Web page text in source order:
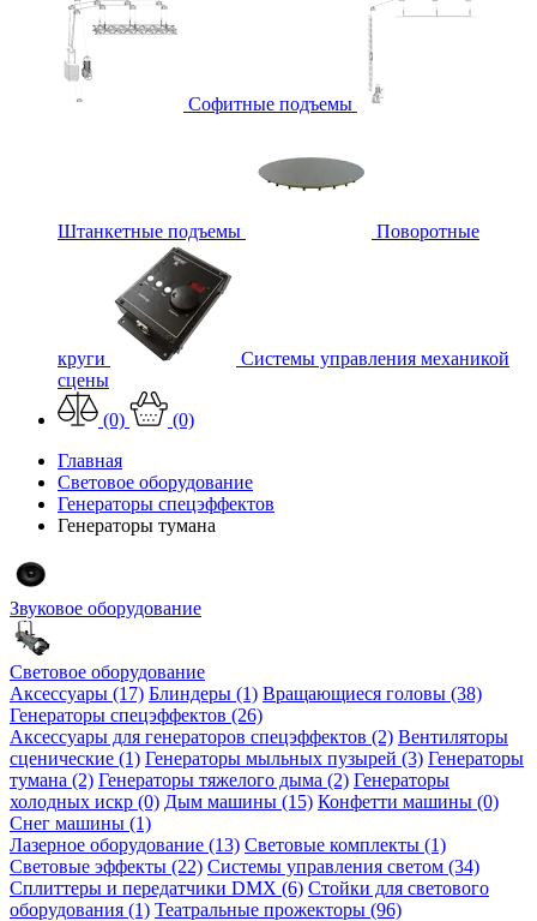
Софитные подъемы
Штанкетные подъемы Поворотные
круги
Системы управления механикой
сцены
(0)
(0)
Главная
Световое оборудование
Генераторы спецэффектов
Генераторы тумана
Звуковое оборудование
Световое оборудование
Аксессуары (17) Блиндеры (1) Вращающиеся головы (38)
Генераторы спецэффектов (26)
Аксессуары для генераторов спецэффектов (2) Вентиляторы
сценические (1) Генераторы мыльных пузырей (3) Генераторы
тумана (2) Генераторы тяжелого дыма (2) Генераторы
холодных искр (0) Дым машины (15) Конфетти машины (0)
Снег машины (1)
Лазерное оборудование (13) Световые комплекты (1)
Световые эффекты (22) Системы управления светом (34)
Сплиттеры и передатчики DMX (6) Стойки для светового
оборудования (1) Театральные прожекторы (96)